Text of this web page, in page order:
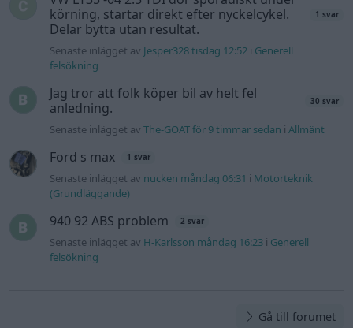
körning, startar direkt efter nyckelcykel.
Delar bytta utan resultat.
1 svar
Senaste inlägget av Jesper328 tisdag 12:52 i Generell
felsökning
Jag tror att folk köper bil av helt fel
anledning.
30 svar
Senaste inlägget avThe-GOAT för 9 timmar sedan iAllmänt
Ford s max 1 svar
Senaste inlägget av nucken måndag 06:31 i Motorteknik
(Grundläggande)
940 92 ABS problem 2 svar
Senaste inlägget av H-Karlsson måndag 16:23 i Generell
felsökning
Gå till forumet